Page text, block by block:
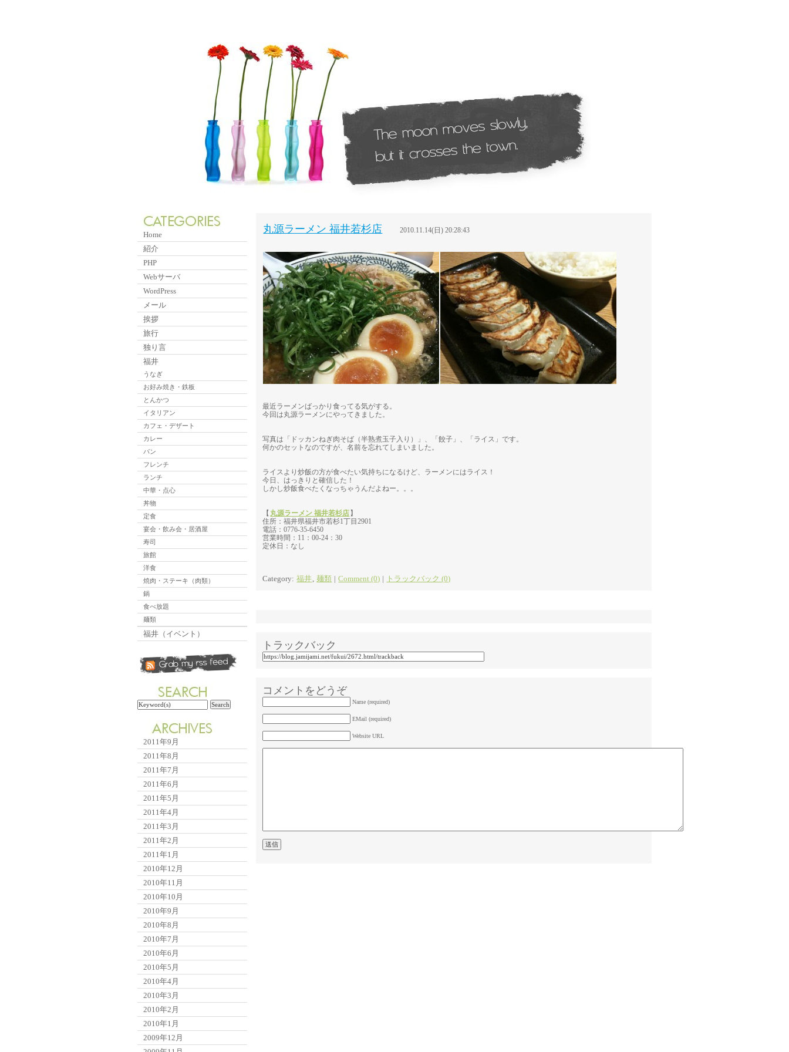
丸源ラーメン 福井若杉店 2010.11.14(日) 20:28:43
最近ラーメンばっかり食ってる気がする。
今回は丸源ラーメンにやってきました。
写真は「ドッカンねぎ肉そば（半熟煮玉子入り）」、「餃子」、「ライス」です。
何かのセットなのですが、名前を忘れてしまいました。
ライスより炒飯の方が食べたい気持ちになるけど、ラーメンにはライス！
今日、はっきりと確信した！
しかし炒飯食べたくなっちゃうんだよねー。。。
【 丸源ラーメン 福井若杉店 】
住所：福井県福井市若杉1丁目2901
電話：0776-35-6450
営業時間：11：00-24：30
定休日：なし
Category: 福井, 麺類 Comment (0) トラックバック (0)
トラックバック
コメントをどうぞ
Name (required)
EMail (required)
Website URL
Home
紹介
PHP
Webサーバ
WordPress
メール
挨拶
旅行
独り言
福井
うなぎ
お好み焼き・鉄板
とんかつ
イタリアン
カフェ・デザート
カレー
パン
フレンチ
ランチ
中華・点心
丼物
定食
宴会・飲み会・居酒屋
寿司
旅館
洋食
焼肉・ステーキ（肉類）
鍋
食べ放題
麺類
福井（イベント）
2011年9月
2011年8月
2011年7月
2011年6月
2011年5月
2011年4月
2011年3月
2011年2月
2011年1月
2010年12月
2010年11月
2010年10月
2010年9月
2010年8月
2010年7月
2010年6月
2010年5月
2010年4月
2010年3月
2010年2月
2010年1月
2009年12月